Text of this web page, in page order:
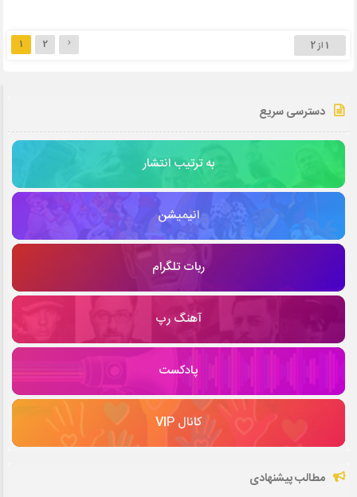
1 از 2 1 2
دسترسی سریع
به ترتیب انتشار
انیمیشن
ربات تلگرام
آهنگ رپ
پادکست
کانال VIP
مطالب پیشنهادی